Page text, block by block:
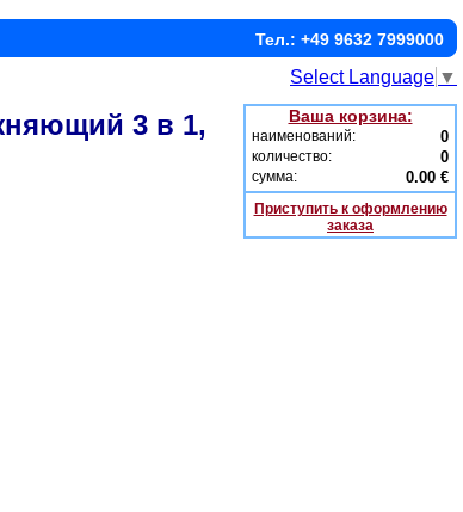
Тел.: +49 9632 7999000
Select Language ▼
3 в 1,
Ваша корзина:
наименований: 0
количество: 0
сумма: 0.00 €
Приступить к оформлению
заказа